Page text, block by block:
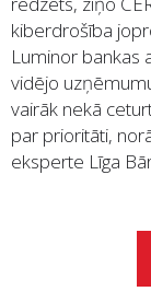
kiberdrošība
Luminor bankas
vidējo
vairāk nekā
par prioritāti,
eksperte Līga